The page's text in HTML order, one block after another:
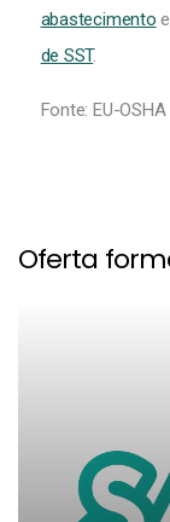
abastecimento
de SST.
Fonte: EU-OSHA
Oferta